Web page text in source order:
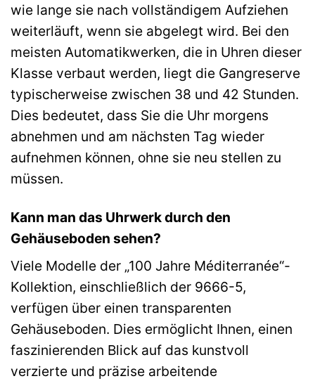
wie lange sie nach vollständigem Aufziehen
weiterläuft, wenn sie abgelegt wird. Bei den
meisten Automatikwerken, die in Uhren dieser
Klasse verbaut werden, liegt die Gangreserve
typischerweise zwischen 38 und 42 Stunden.
Dies bedeutet, dass Sie die Uhr morgens
abnehmen und am nächsten Tag wieder
aufnehmen können, ohne sie neu stellen zu
müssen.
Kann man das Uhrwerk durch den
Gehäuseboden sehen?
Viele Modelle der „100 Jahre Méditerranée“-
Kollektion, einschließlich der 9666-5,
verfügen über einen transparenten
Gehäuseboden. Dies ermöglicht Ihnen, einen
faszinierenden Blick auf das kunstvoll
verzierte und präzise arbeitende